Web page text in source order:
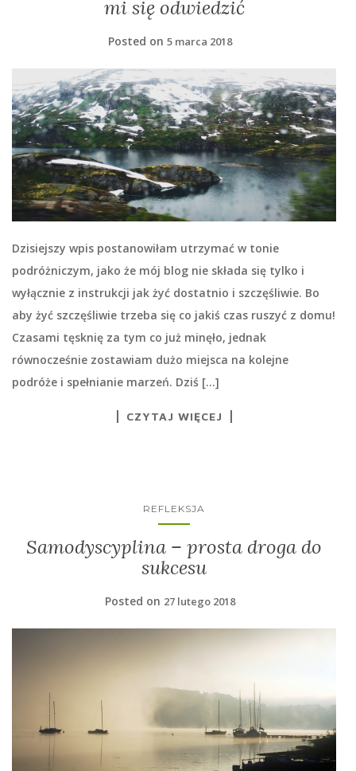
mi się odwiedzić
Posted on 5 marca 2018
Dzisiejszy wpis postanowiłam utrzymać w tonie
podróżniczym, jako że mój blog nie składa się tylko i
wyłącznie z instrukcji jak żyć dostatnio i szczęśliwie. Bo
aby żyć szczęśliwie trzeba się co jakiś czas ruszyć z domu!
Czasami tęsknię za tym co już minęło, jednak
równocześnie zostawiam dużo miejsca na kolejne
podróże i spełnianie marzeń. Dziś […]
CZYTAJ WIĘCEJ
REFLEKSJA
Samodyscyplina – prosta droga do
sukcesu
Posted on 27 lutego 2018